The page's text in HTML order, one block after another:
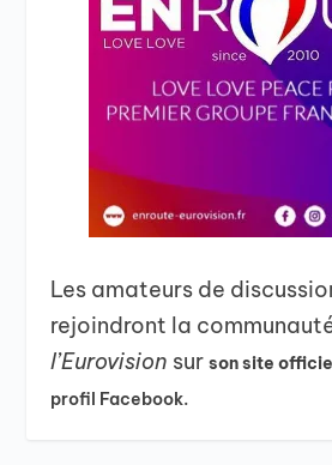
Les amateurs de
rejoindront la
l’Eurovision surson site
profil Facebook.